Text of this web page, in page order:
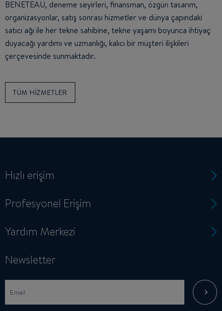
BENETEAU, deneme seyirleri, finansman, özgün tasarım,
organizasyonlar, satış sonrası hizmetler ve dünya çapındaki
satıcı ağı ile her tekne sahibine, tekne yaşamı boyunca ihtiyaç
duyacağı yardımı ve uzmanlığı, kalıcı bir müşteri ilişkileri
çerçevesinde sunmaktadır.
TÜM HIZMETLER
Hızlı erişim
Profesyonel Erişim
Yardım Merkezi
Newsletter